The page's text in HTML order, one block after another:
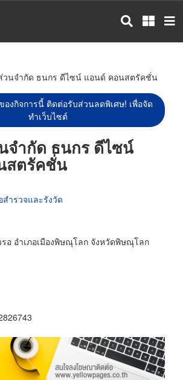
วนจำกัด ธนกร ดีไซน์ แอนด์ คอนสตรัคชั่น
องกิจการนี้ ติดต่อรับส่วนลดพิเศษ! เพื่อจัด
ทำเว็บไซต์
จำกัด ธนกร ดีไซน์
สตรัคชั่น
สำรวจและรังวัด
อ อำเภอเมืองพิษณุโลก จังหวัดพิษณุโลก